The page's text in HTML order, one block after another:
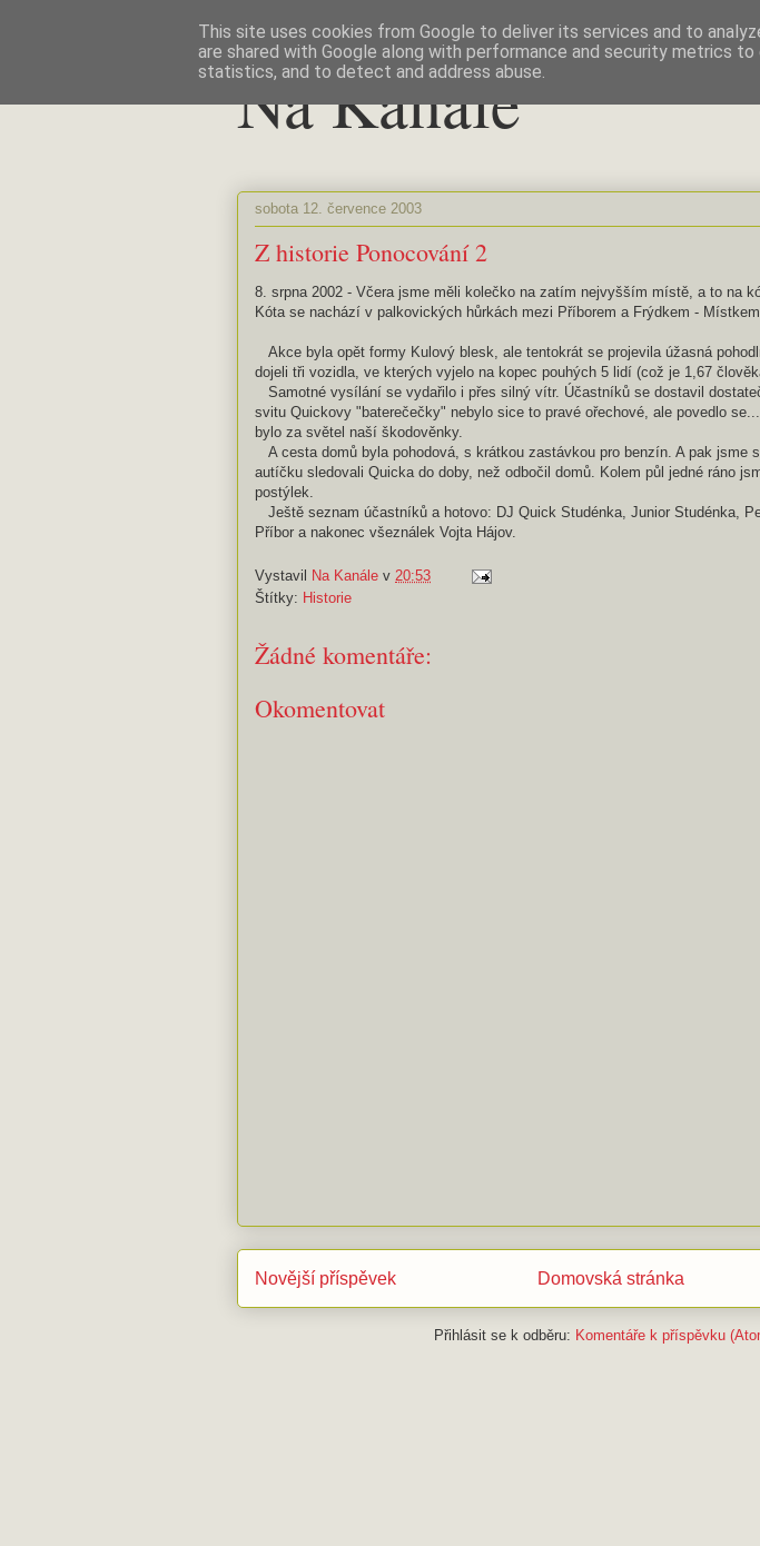
Na Kanále
sobota 12. července 2003
Z historie Ponocování 2
8. srpna 2002 - Včera jsme měli kolečko na zatím nejvyšším místě, a to na
Kóta se nachází v palkovických hůrkách mezi Příborem a Frýdkem -
Akce byla opět formy Kulový blesk, ale tentokrát se projevila úžasná
dojeli tři vozidla, ve kterých vyjelo na kopec pouhých 5 lidí (což je 1,67
Samotné vysílání se vydařilo i přes silný vítr. Účastníků se dostavil
svitu Quickovy "baterečečky" nebylo sice to pravé ořechové, ale povedlo
bylo za světel naší škodověnky.
A cesta domů byla pohodová, s krátkou zastávkou pro benzín. A pak jsme
autíčku sledovali Quicka do doby, než odbočil domů. Kolem půl jedné ráno
postýlek.
Ještě seznam účastníků a hotovo: DJ Quick Studénka, Junior Studénka,
Příbor a nakonec všeználek Vojta Hájov.
Vystavil Na Kanále v 20:53
Štítky: Historie
Žádné komentáře:
Okomentovat
Novější příspěvek Domovská stránka
Přihlásit se k odběru: Komentáře k příspěvku
This site uses cookies from Google to deliver its services and to
are shared with Google along with performance and security metrics
statistics, and to detect and address abuse.